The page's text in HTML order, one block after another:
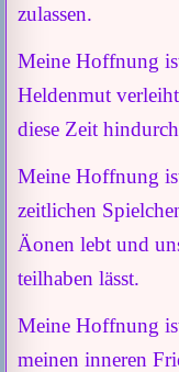
zulassen.
Meine Hoffnung
Heldenmut
diese Zeit
Meine Hoffnung
zeitlichen
Äonen lebt und
teilhaben lässt.
Meine Hoffnung
meinen inneren